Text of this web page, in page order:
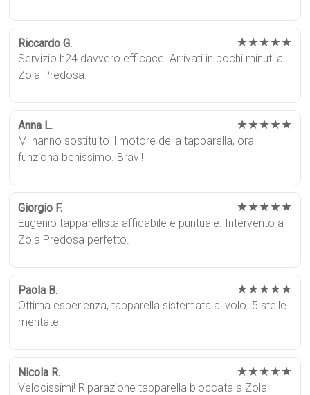
Riccardo G. ★★★★★
Servizio h24 davvero efficace. Arrivati in pochi minuti a
Zola Predosa.
Anna L. ★★★★★
Mi hanno sostituito il motore della tapparella, ora
funziona benissimo. Bravi!
Giorgio F. ★★★★★
Eugenio tapparellista affidabile e puntuale. Intervento a
Zola Predosa perfetto.
Paola B. ★★★★★
Ottima esperienza, tapparella sistemata al volo. 5 stelle
meritate.
Nicola R. ★★★★★
Velocissimi! Riparazione tapparella bloccata a Zola